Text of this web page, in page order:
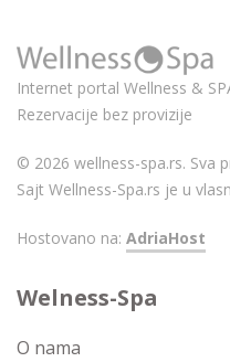
Internet portal Wellness &
Rezervacije bez provizije
© 2026 wellness-spa.rs. Sva
Sajt Wellness-Spa.rs je u
Hostovano na: AdriaHost
Welness-Spa
O nama